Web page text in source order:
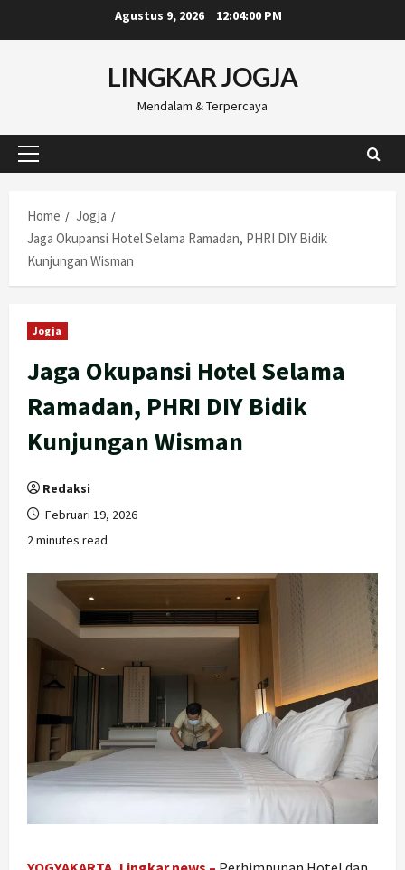
to
Agustus 9, 2026 12:04:01 PM
LINGKAR JOGJA
Mendalam & Terpercaya
Primary
Home
Jogja
Jaga Okupansi Hotel Selama Ramadan, PHRI DIY Bidik
Kunjungan Wisman
Jogja
Jaga Okupansi Hotel Selama
Ramadan, PHRI DIY Bidik
Kunjungan Wisman
Redaksi
Februari 19, 2026
2 minutes read